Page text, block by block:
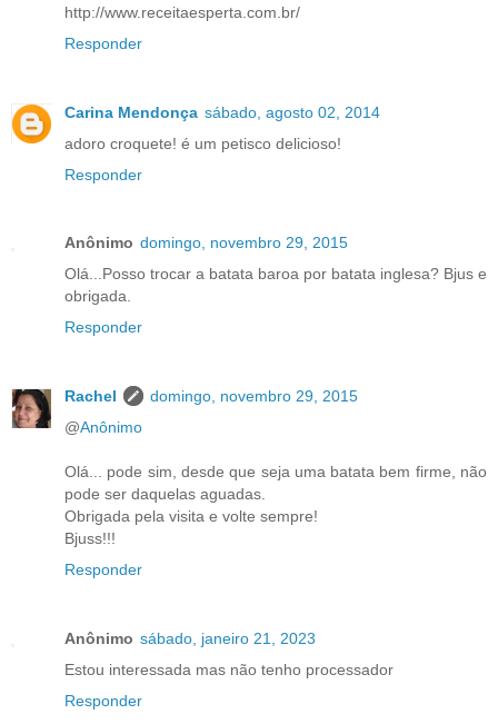
http://www.receitaesperta.com.br/
Responder
Carina Mendonça sábado, agosto 02, 2014
adoro croquete! é um petisco delicioso!
Responder
Anônimo domingo, novembro 29, 2015
Olá...Posso trocar a batata baroa por batata inglesa? Bjus e
obrigada.
Responder
Rachel
domingo, novembro 29, 2015
@Anônimo
Olá... pode sim, desde que seja uma batata bem firme, não
pode ser daquelas aguadas.
Obrigada pela visita e volte sempre!
Bjuss!!!
Responder
Anônimo sábado, janeiro 21, 2023
Estou interessada mas não tenho processador
Responder